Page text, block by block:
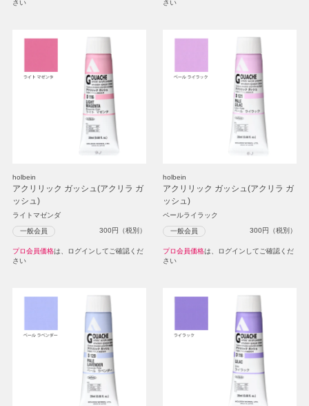
さい さい
holbein
アクリリック ガッシュ(アクリラ ガ
ッシュ)
ライトマゼンダ
一般会員 300円（税別）
プロ会員価格は、ログインしてご確認くだ
さい
holbein
アクリリック ガッシュ(アクリラ ガ
ッシュ)
ペールライラック
一般会員 300円（税別）
プロ会員価格は、ログインしてご確認くだ
さい